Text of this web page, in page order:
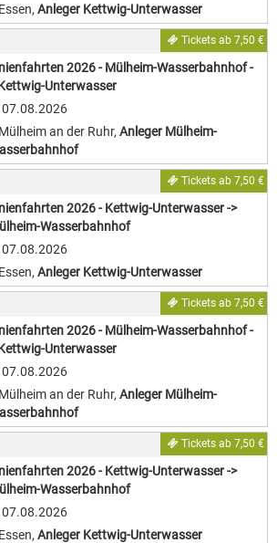
Essen, Anleger Kettwig-Unterwasser
Tickets ab 7,50 €
2026 - Mülheim-Wasserbahnhof -
Unterwasser
07.08.2026
Mülheim an der Ruhr, Anleger Mülheim-
Tickets ab 7,50 €
2026 - Kettwig-Unterwasser ->
Wasserbahnhof
07.08.2026
Essen, Anleger Kettwig-Unterwasser
Tickets ab 7,50 €
2026 - Mülheim-Wasserbahnhof -
Unterwasser
07.08.2026
Mülheim an der Ruhr, Anleger Mülheim-
Tickets ab 7,50 €
2026 - Kettwig-Unterwasser ->
Wasserbahnhof
07.08.2026
Essen, Anleger Kettwig-Unterwasser